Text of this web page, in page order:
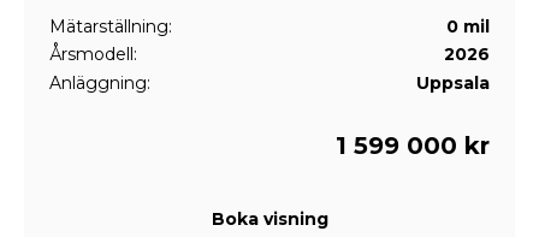
Mätarställning:
0 mil
Årsmodell:
2026
Anläggning:
Uppsala
1 599 000 kr
Boka visning